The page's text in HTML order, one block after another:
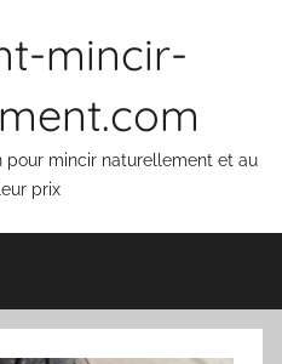
mincir-
pour mincir naturellement et au
prix